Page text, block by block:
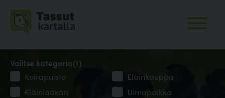
Valitse kategoria(t)
Koirapuisto
Eläinkauppa
Eläinlääkäri
Uimapaikka